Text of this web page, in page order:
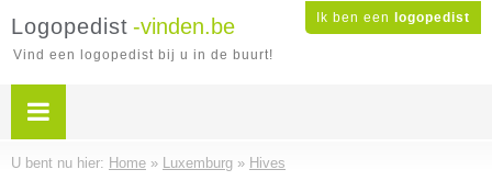
Ik ben een logopedist
Logopedist -vinden.be
Vind een logopedist bij u in de buurt!
U bent nu hier: Home » Luxemburg » Hives